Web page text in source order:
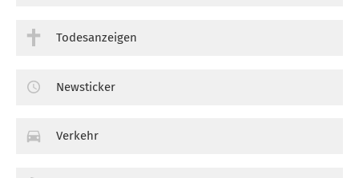
Todesanzeigen
Newsticker
Verkehr